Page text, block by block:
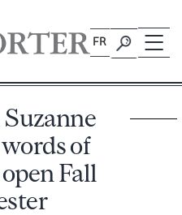
FR
of
Fall